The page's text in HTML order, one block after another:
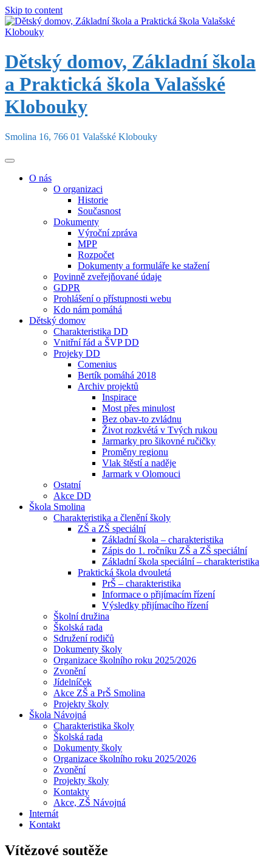
Skip to content
Dětský domov, Základní škola
a Praktická škola Valašské
Klobouky
Smolina 16, 766 01 Valašské Klobouky
O nás
O organizaci
Historie
Současnost
Dokumenty
Výroční zpráva
MPP
Rozpočet
Dokumenty a formuláře ke stažení
Povinně zveřejňované údaje
GDPR
Prohlášení o přístupnosti webu
Kdo nám pomáhá
Dětský domov
Charakteristika DD
Vnitřní řád a ŠVP DD
Projeky DD
Comenius
Bertík pomáhá 2018
Archiv projektů
Inspirace
Most přes minulost
Bez obav-to zvládnu
Život rozkvétá v Tvých rukou
Jarmarky pro šikovné ručičky
Proměny regionu
Vlak štěstí a naděje
Jarmark v Olomouci
Ostatní
Akce DD
Škola Smolina
Charakteristika a členění školy
ZŠ a ZŠ speciální
Základní škola – charakteristika
Zápis do 1. ročníku ZŠ a ZŠ speciální
Základní škola speciální – charakteristika
Praktická škola dvouletá
PrŠ – charakteristika
Informace o přijímacím řízení
Výsledky přijímacího řízení
Školní družina
Školská rada
Sdružení rodičů
Dokumenty školy
Organizace školního roku 2025/2026
Zvonění
Jídelníček
Akce ZŠ a PrŠ Smolina
Projekty školy
Škola Návojná
Charakteristika školy
Školská rada
Dokumenty školy
Organizace školního roku 2025/2026
Zvonění
Projekty školy
Kontakty
Akce, ZŠ Návojná
Internát
Kontakt
Vítězové soutěže